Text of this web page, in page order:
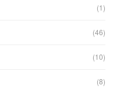
(1)
(46)
(10)
(8)